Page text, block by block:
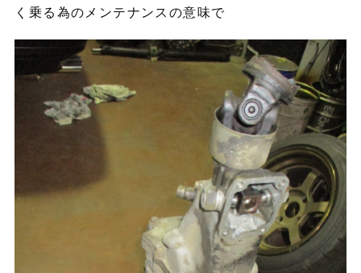
く乗る為のメンテナンスの意味で